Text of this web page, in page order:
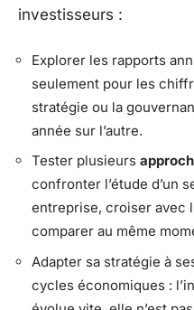
investisseurs :
Explorer les rapports
seulement pour les
stratégie ou la
année sur l’autre.
Tester plusieurs
confronter l’étude d’un
entreprise, croiser avec
comparer au même
Adapter sa stratégie à
cycles économiques :